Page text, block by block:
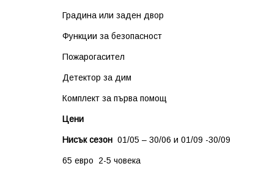
Градина или заден двор
Функции за безопасност
Пожарогасител
Детектор за дим
Комплект за първа помощ
Цени
Нисък сезон 01/05 – 30/06 и 01/09 -30/09
65 евро 2-5 човека